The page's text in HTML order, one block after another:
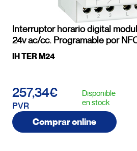
Interruptor horario digital
24v ac/cc. Programable por
IH TER M24
257,34€
PVR
Disponible
en stock
Comprar online